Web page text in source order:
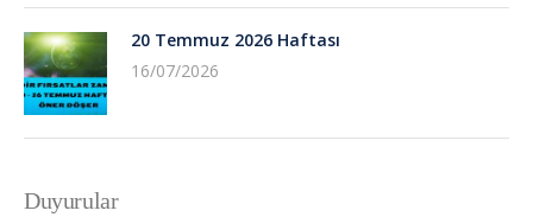
20 Temmuz 2026 Haftası
16/07/2026
Duyurular